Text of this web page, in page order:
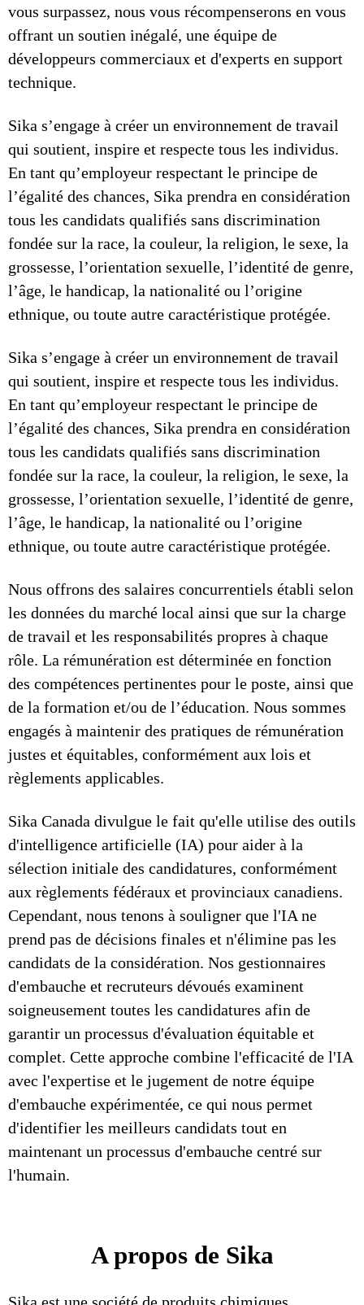
vous surpassez, nous vous récompenserons en vous
offrant un soutien inégalé, une équipe de
développeurs commerciaux et d'experts en support
technique.
Sika s’engage à créer un environnement de travail
qui soutient, inspire et respecte tous les individus.
En tant qu’employeur respectant le principe de
l’égalité des chances, Sika prendra en considération
tous les candidats qualifiés sans discrimination
fondée sur la race, la couleur, la religion, le sexe, la
grossesse, l’orientation sexuelle, l’identité de genre,
l’âge, le handicap, la nationalité ou l’origine
ethnique, ou toute autre caractéristique protégée.
Sika s’engage à créer un environnement de travail
qui soutient, inspire et respecte tous les individus.
En tant qu’employeur respectant le principe de
l’égalité des chances, Sika prendra en considération
tous les candidats qualifiés sans discrimination
fondée sur la race, la couleur, la religion, le sexe, la
grossesse, l’orientation sexuelle, l’identité de genre,
l’âge, le handicap, la nationalité ou l’origine
ethnique, ou toute autre caractéristique protégée.
Nous offrons des salaires concurrentiels établi selon
les données du marché local ainsi que sur la charge
de travail et les responsabilités propres à chaque
rôle. La rémunération est déterminée en fonction
des compétences pertinentes pour le poste, ainsi que
de la formation et/ou de l’éducation. Nous sommes
engagés à maintenir des pratiques de rémunération
justes et équitables, conformément aux lois et
règlements applicables.
Sika Canada divulgue le fait qu'elle utilise des outils
d'intelligence artificielle (IA) pour aider à la
sélection initiale des candidatures, conformément
aux règlements fédéraux et provinciaux canadiens.
Cependant, nous tenons à souligner que l'IA ne
prend pas de décisions finales et n'élimine pas les
candidats de la considération. Nos gestionnaires
d'embauche et recruteurs dévoués examinent
soigneusement toutes les candidatures afin de
garantir un processus d'évaluation équitable et
complet. Cette approche combine l'efficacité de l'IA
avec l'expertise et le jugement de notre équipe
d'embauche expérimentée, ce qui nous permet
d'identifier les meilleurs candidats tout en
maintenant un processus d'embauche centré sur
l'humain.
A propos de Sika